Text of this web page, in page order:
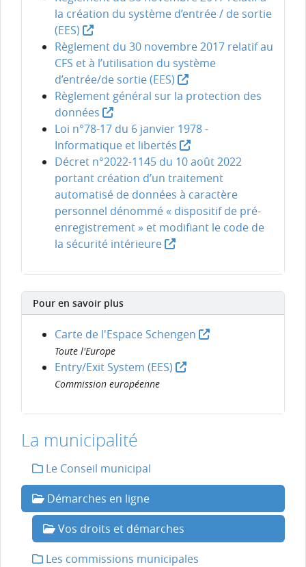
la création du système d’entrée / de sortie
(EES)
Règlement du 30 novembre 2017 relatif au
CFS et à l’utilisation du système
d’entrée/de sortie (EES)
Règlement général sur la protection des
données
Loi n°78-17 du 6 janvier 1978 -
Informatique et libertés
Décret n°2022-1145 du 10 août 2022
portant création d’un traitement
automatisé de données à caractère
personnel dénommé « dispositif de pré-
enregistrement » et modifiant le code de
la sécurité intérieure
Pour en savoir plus
Carte de l'Espace Schengen
Toute l'Europe
Entry/Exit System (EES)
Commission européenne
La municipalité
Le Conseil municipal
Démarches en ligne
Vos droits et démarches
Les commissions municipales